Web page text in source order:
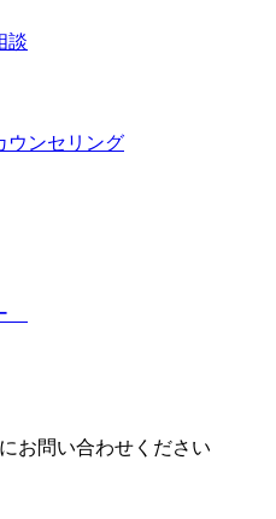
談
ウンセリング
お問い合わせください